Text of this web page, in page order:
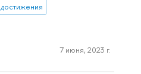
достижения
7 июня, 2023 г.